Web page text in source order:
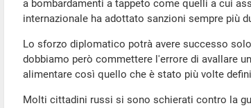
a bombardamenti a tappeto come quelli a cui
internazionale ha adottato sanzioni sempre più
Lo sforzo diplomatico potrà avere successo
dobbiamo però commettere l'errore di avallare
alimentare così quello che è stato più volte
Molti cittadini russi si sono schierati contro la